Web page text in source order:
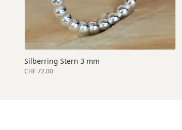
Silberring Stern 3 mm
CHF 72.00